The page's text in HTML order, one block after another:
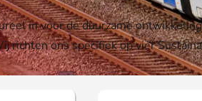
in voor de duurzame
richten ons specifiek op vier